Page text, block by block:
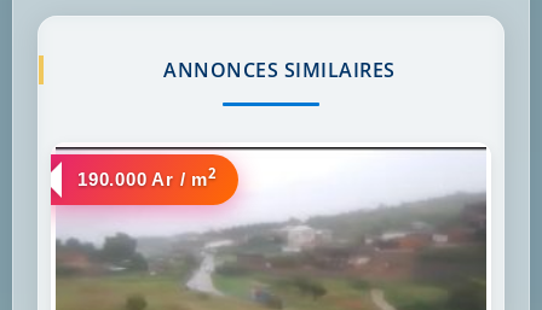
ANNONCES SIMILAIRES
a vendre
190.000 Ar / m2